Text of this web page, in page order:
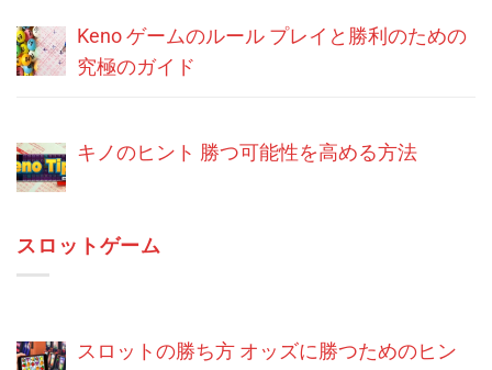
Keno ゲームのルール プレイと勝利のための
究極のガイド
キノのヒント 勝つ可能性を高める方法
スロットゲーム
スロットの勝ち方 オッズに勝つためのヒン